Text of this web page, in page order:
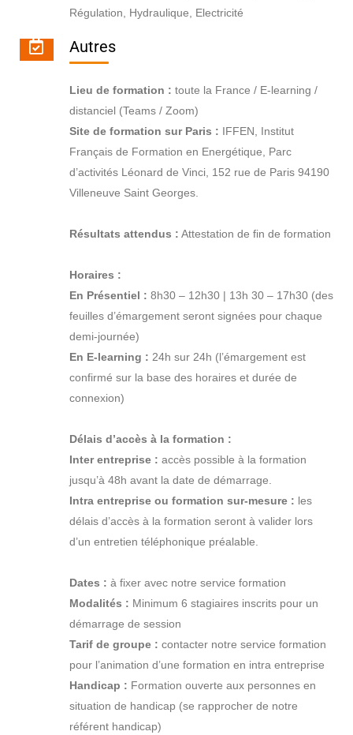
Régulation, Hydraulique, Electricité
Autres
Lieu de formation : toute la France / E-learning /
distanciel (Teams / Zoom)
Site de formation sur Paris : IFFEN, Institut
Français de Formation en Energétique, Parc
d’activités Léonard de Vinci, 152 rue de Paris 94190
Villeneuve Saint Georges.
Résultats attendus : Attestation de fin de formation
Horaires :
En Présentiel : 8h30 – 12h30 | 13h 30 – 17h30 (des
feuilles d’émargement seront signées pour chaque
demi-journée)
En E-learning : 24h sur 24h (l’émargement est
confirmé sur la base des horaires et durée de
connexion)
Délais d’accès à la formation :
Inter entreprise : accès possible à la formation
jusqu’à 48h avant la date de démarrage.
Intra entreprise ou formation sur-mesure : les
délais d’accès à la formation seront à valider lors
d’un entretien téléphonique préalable.
Dates : à fixer avec notre service formation
Modalités : Minimum 6 stagiaires inscrits pour un
démarrage de session
Tarif de groupe : contacter notre service formation
pour l’animation d’une formation en intra entreprise
Handicap : Formation ouverte aux personnes en
situation de handicap (se rapprocher de notre
référent handicap)